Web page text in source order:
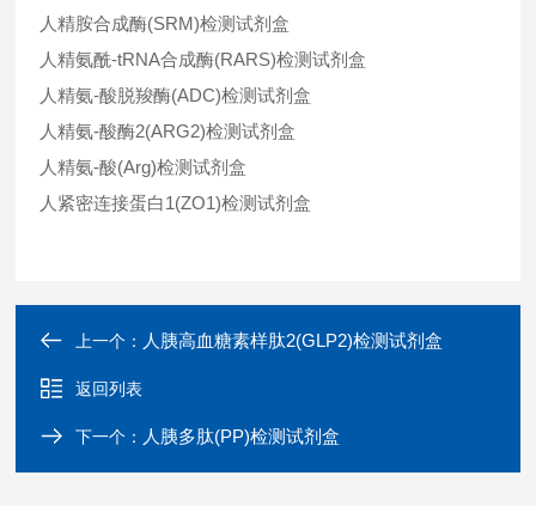
人精胺合成酶(SRM)检测试剂盒
人精氨酰-tRNA合成酶(RARS)检测试剂盒
人精氨-酸脱羧酶(ADC)检测试剂盒
人精氨-酸酶2(ARG2)检测试剂盒
人精氨-酸(Arg)检测试剂盒
人紧密连接蛋白1(ZO1)检测试剂盒
上一个： 人胰高血糖素样肽2(GLP2)检测试剂盒
返回列表
下一个： 人胰多肽(PP)检测试剂盒